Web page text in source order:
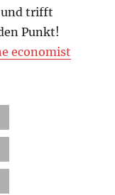
und trifft
Punkt!
economist